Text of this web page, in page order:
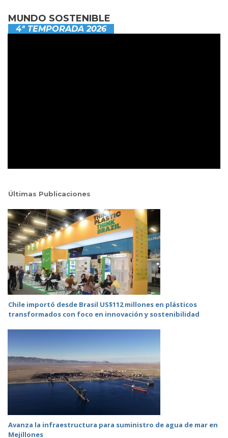
MUNDO SOSTENIBLE
4ª TEMPORADA 2026
Últimas Publicaciones
Chile importó desde Brasil US$112 millones en plásticos
transformados con foco en innovación y sostenibilidad
Avanza la infraestructura para suministro de agua de mar en
Mejillones